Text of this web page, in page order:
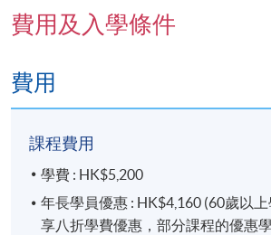
費用及入學條件
費用
課程費用
學費 : HK$5,200
年長學員優惠 : HK$4,160 (60歲以
享八折學費優惠，部分課程的優惠